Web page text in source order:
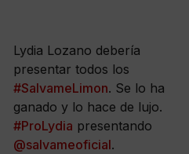
Lydia Lozano debería
presentar todos los
#SalvameLimon. Se lo ha
ganado y lo hace de lujo.
#ProLydia presentando
@salvameoficial.